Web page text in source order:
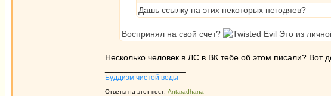
Дашь ссылку на этих некоторых негодяев?
Воспринял на свой счет? Это из
Несколько человек в ЛС в ВК тебе об этом писали? Вот
Буддизм чистой воды
Ответы на этот пост: Antaradhana